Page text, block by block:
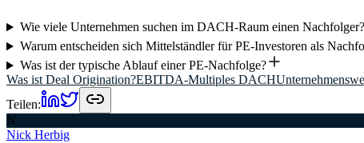
Wie viele Unternehmen suchen im DACH-Raum einen Nachfolger?
Warum entscheiden sich Mittelständler für PE-Investoren als
Was ist der typische Ablauf einer PE-Nachfolge?
Was ist Deal Origination?EBITDA-Multiples DACH
Teilen:
N
Nick Herbig